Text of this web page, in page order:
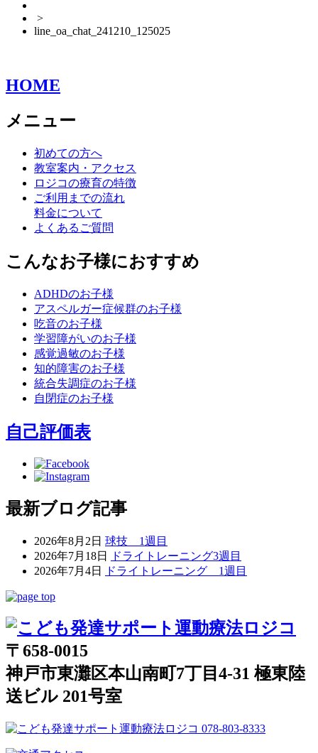
>
line_oa_chat_241210_125025
HOME
メニュー
初めての方へ
教室案内・アクセス
ロジコの療育の特徴
ご利用までの流れ
料金について
よくあるご質問
こんなお子様におすすめ
ADHDのお子様
アスペルガー症候群のお子様
吃音のお子様
学習障がいのお子様
感覚過敏のお子様
知的障害のお子様
統合失調症のお子様
自閉症のお子様
自己評価表
最新ブログ記事
2026年8月2日 球技 1週目
2026年7月18日
ドライトレーニング3週目
2026年7月4日
ドライトレーニング 1週目
〒658-0015
神戸市東灘区本山南町7丁目4-31 極東陸
送ビル 201号室